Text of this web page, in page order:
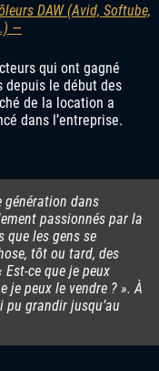
DAW (Avid, Softube,
—
qui ont gagné
depuis le début des
de la location a
dans l’entreprise.
génération dans
passionnés par la
que les gens se
tôt ou tard, des
ce que je peux
je peux le vendre ? ». À
pu grandir jusqu’au